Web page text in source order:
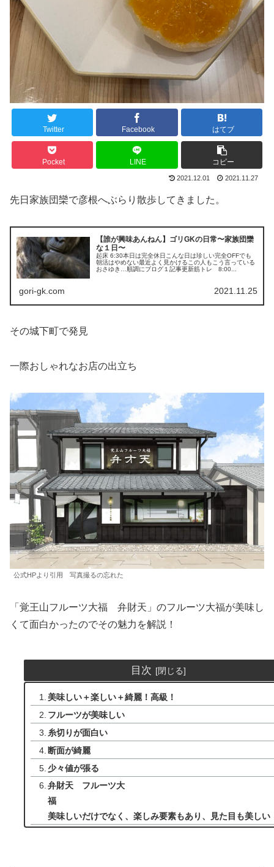
Twitter Facebook はてブ
Pocket LINE コピー
2021.12.01 2021.11.27
先日家族団欒で彦根へぶらり散歩してきました。
【誰が興味あんねん】ゴリGKの日常〜家族団欒
な１日〜
起床 6:30本日は完全休日こんな日は珍しい完全OFFでも
朝活はやめない最近よく見かけるこの人もこう言っている
おさゆき…順調にブログ１記事更新筋トレ 8:00...
gori-gk.com 2021.11.25
その城下町で発見
一際おしゃれなお店の出立ち
公式HPより引用 写真撮るの忘れた
「覚王山フルーツ大福 弁財天」のフルーツ大福が美味し
くて面白かったのでその魅力を解説！
目次
美味しい＋楽しい＋綺麗！高級！
フルーツが美味しい
糸切りが面白い
断面が綺麗
少々値が張る
弁財天 フルーツ大
美味しいだけでなく、楽しみ要素もあり、見た目も美しい